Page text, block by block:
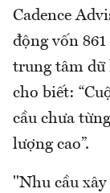
Cadence
động vốn
trung tâm dữ
cho biết:
cầu chưa
lượng cao”.
"Nhu cầu